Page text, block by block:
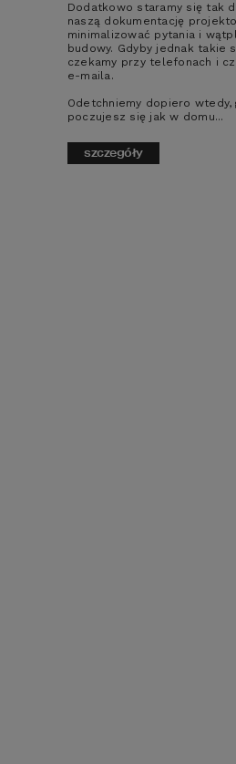
Dodatkowo staramy się tak
naszą dokumentację
minimalizować pytania i
budowy. Gdyby jednak takie
czekamy przy telefonach i
e-maila.
Odetchniemy dopiero wtedy,
poczujesz się jak w domu...
szczegóły
Szczegóły